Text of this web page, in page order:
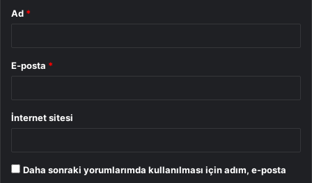
Ad *
E-posta *
İnternet sitesi
Daha sonraki yorumlarımda kullanılması için adım, e-posta